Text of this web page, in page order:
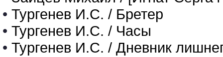
• Тургенев И.С. / Бретер
• Тургенев И.С. / Часы
• Тургенев И.С. / Дневник